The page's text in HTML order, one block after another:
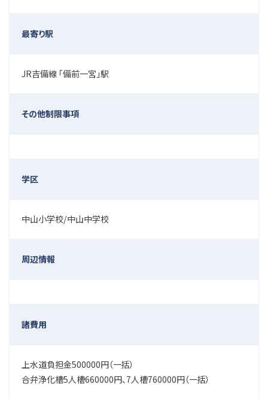
最寄り駅
JR吉備線 「備前一宮」駅
その他制限事項
学区
中山小学校/中山中学校
周辺情報
諸費用
上水道負担金500000円（一括）
合弁浄化槽5人槽660000円、7人槽760000円（一括）